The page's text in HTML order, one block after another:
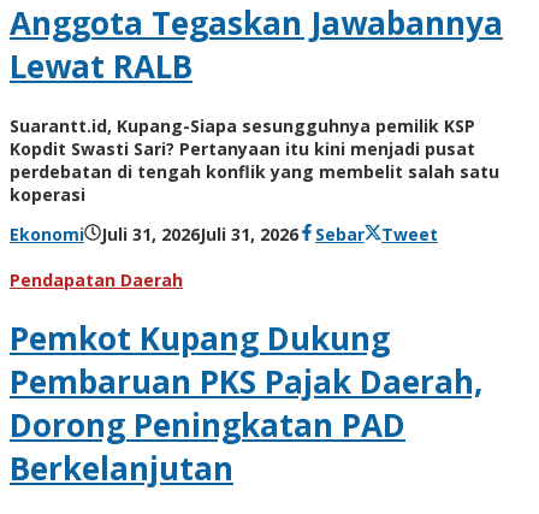
Anggota Tegaskan Jawabannya
Lewat RALB
Suarantt.id, Kupang-Siapa sesungguhnya pemilik KSP
Kopdit Swasti Sari? Pertanyaan itu kini menjadi pusat
perdebatan di tengah konflik yang membelit salah satu
koperasi
Ekonomi
Juli 31, 2026Juli 31, 2026olehSebar
Tweet
Pendapatan Daerah
Pemkot Kupang Dukung
Pembaruan PKS Pajak Daerah,
Dorong Peningkatan PAD
Berkelanjutan